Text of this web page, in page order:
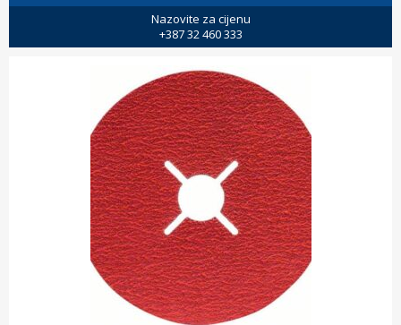
Nazovite za cijenu
+387 32 460 333